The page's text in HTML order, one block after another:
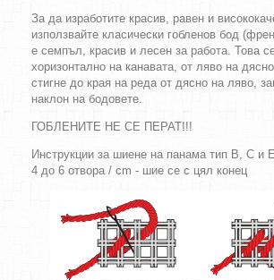
За да изработите красив, равен и
използвайте класически гобленов бод
е семпъл, красив и лесен за работа. Това
хоризонтално на канавата, от ляво на
стигне до края на реда от дясно на ляво,
наклон на бодовете.
ГОБЛЕНИТЕ НЕ СЕ ПЕРАТ!!!
Инструкции за шиене на панама тип B, C и E
4 до 6 отвора / cm - шие се с цял конец